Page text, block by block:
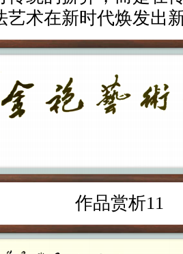
艺术在新时代焕发出
作品赏析11